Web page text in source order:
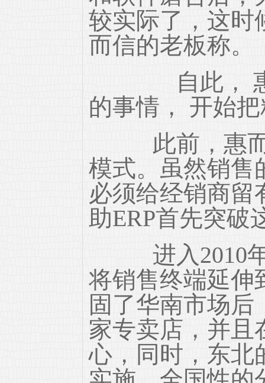
较实际了，这时
而信的老板称。
自此， 惠
的事情， 开始
此前，惠而
模式。虽然销售
必须给经销商留
助ERP首先突破
进入2010年
将销售终端延伸
固了华南市场后
家专卖店，并且
心，同时，东北